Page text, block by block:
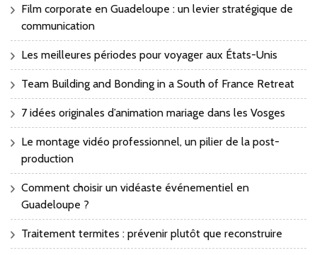
Film corporate en Guadeloupe : un levier stratégique de
communication
Les meilleures périodes pour voyager aux États-Unis
Team Building and Bonding in a South of France Retreat
7 idées originales d’animation mariage dans les Vosges
Le montage vidéo professionnel, un pilier de la post-
production
Comment choisir un vidéaste événementiel en
Guadeloupe ?
Traitement termites : prévenir plutôt que reconstruire